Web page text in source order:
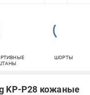
ШОРТЫ
KP-P28 кожаные